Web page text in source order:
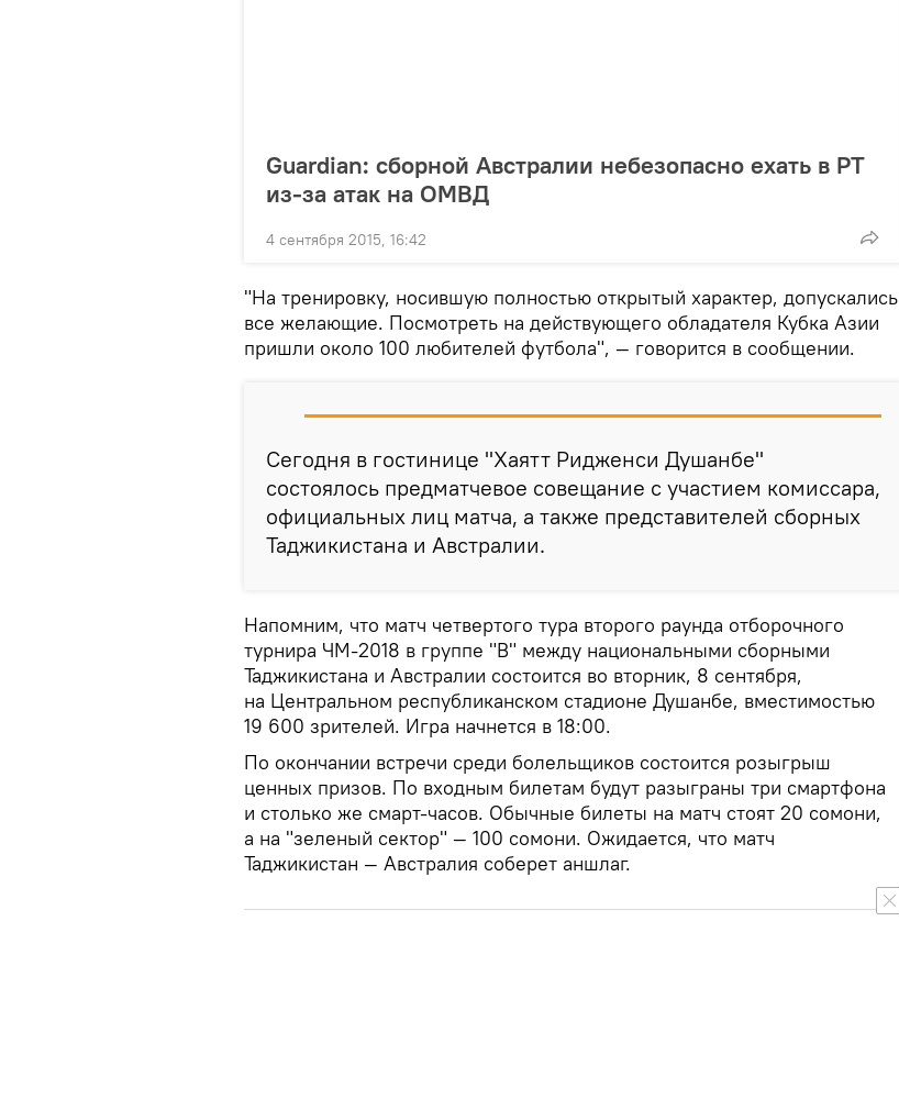
Guardian: сборной Австралии небезопасно ехать в РТ
из-за атак на ОМВД
4 сентября 2015, 16:42
"На тренировку, носившую полностью открытый характер, допускались
все желающие. Посмотреть на действующего обладателя Кубка Азии
пришли около 100 любителей футбола", — говорится в сообщении.
Сегодня в гостинице "Хаятт Ридженси Душанбе"
состоялось предматчевое совещание с участием комиссара,
официальных лиц матча, а также представителей сборных
Таджикистана и Австралии.
Напомним, что матч четвертого тура второго раунда отборочного
турнира ЧМ-2018 в группе "В" между национальными сборными
Таджикистана и Австралии состоится во вторник, 8 сентября,
на Центральном республиканском стадионе Душанбе, вместимостью
19 600 зрителей. Игра начнется в 18:00.
По окончании встречи среди болельщиков состоится розыгрыш
ценных призов. По входным билетам будут разыграны три смартфона
и столько же смарт-часов. Обычные билеты на матч стоят 20 сомони,
а на "зеленый сектор" — 100 сомони. Ожидается, что матч
Таджикистан — Австралия соберет аншлаг.